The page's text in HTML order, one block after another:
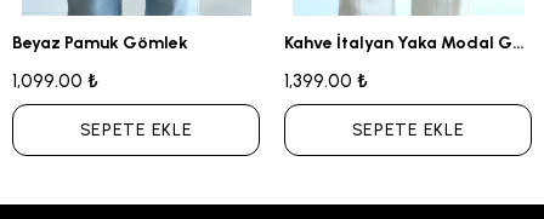
Beyaz Pamuk Gömlek
1,099.00 ₺
SEPETE EKLE
Kahve İtalyan Yaka Modal Gömlek
1,399.00 ₺
SEPETE EKLE